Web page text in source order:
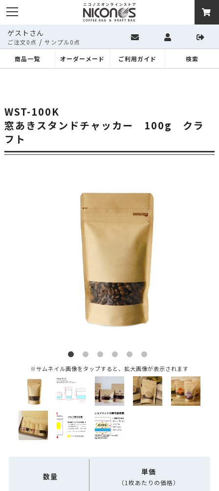
ゲストさん
ご注文0点 / サンプル0点
商品一覧
オーダーメード ご利用ガイド 検索
WST-100K
窓あきスタンドチャッカー 100g クラ
フト
※サムネイル画像をタップすると、拡大画像が表示されます
数量 単価
（1枚あたりの価格）